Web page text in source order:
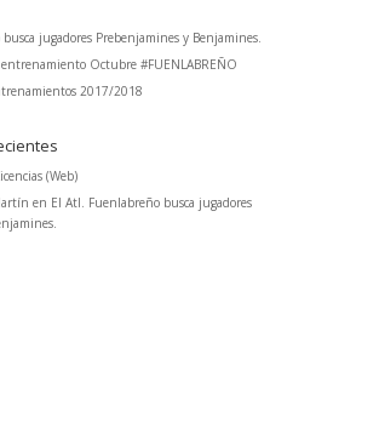
jugadores Prebenjamines y Benjamines.
Octubre #FUENLABREÑO
2017/2018
(Web)
en El Atl. Fuenlabreño busca jugadores